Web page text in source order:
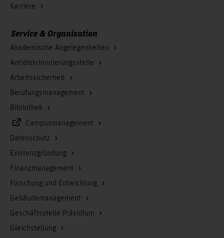
Karriere
Service & Organisation
Akademische Angelegenheiten
Antidiskriminierungsstelle
Arbeitssicherheit
Berufungsmanagement
Bibliothek
Campusmanagement
Datenschutz
Existenzgründung
Finanzmanagement
Forschung und Entwicklung
Gebäudemanagement
Geschäftsstelle Präsidium
Gleichstellung